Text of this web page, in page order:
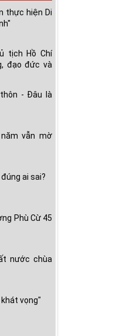
thực hiện Di
tịch Hồ Chí
đạo đức và
- Đâu là
vẫn mờ
ai sai?
Phù Cừ 45
nước chùa
vọng"